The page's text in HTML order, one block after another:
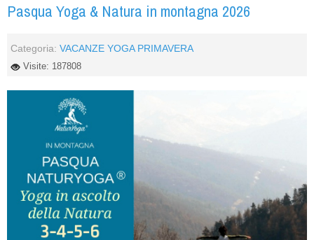
Pasqua Yoga & Natura in montagna 2026
Categoria: VACANZE YOGA PRIMAVERA
Visite: 187808